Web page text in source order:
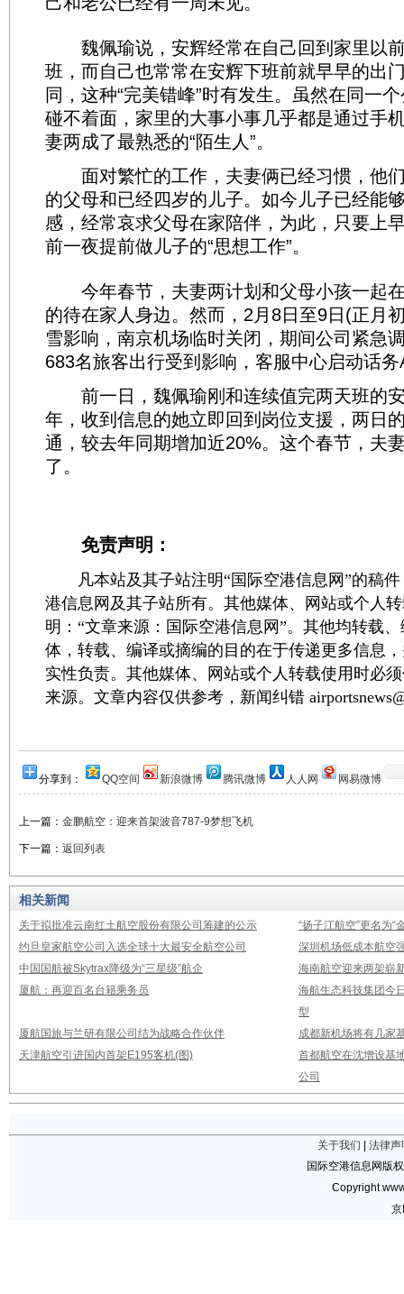
魏佩瑜说，安辉经常在自己回到家里以
班，而自己也常常在安辉下班前就早早的出
同，这种“完美错峰”时有发生。虽然在同一
碰不着面，家里的大事小事几乎都是通过手
妻两成了最熟悉的“陌生人”。
面对繁忙的工作，夫妻俩已经习惯，他
的父母和已经四岁的儿子。如今儿子已经能
感，经常哀求父母在家陪伴，为此，只要上
前一夜提前做儿子的“思想工作”。
今年春节，夫妻两计划和父母小孩一起
的待在家人身边。然而，2月8日至9日(正月
雪影响，南京机场临时关闭，期间公司紧急
683名旅客出行受到影响，客服中心启动话
前一日，魏佩瑜刚和连续值完两天班的
年，收到信息的她立即回到岗位支援，两日
通，较去年同期增加近20%。这个春节，夫
了。
免责声明：
凡本站及其子站注明“国际空港信息网”的稿件
港信息网及其子站所有。其他媒体、网站或个人
明：“文章来源：国际空港信息网”。其他均转载
体，转载、编译或摘编的目的在于传递更多信息
实性负责。其他媒体、网站或个人转载使用时必
来源。文章内容仅供参考，新闻纠错
分享到： QQ空间 新浪微博 腾讯微博 人人网 网易微博
上一篇： 金鹏航空：迎来首架波音787-9梦想飞机
下一篇： 返回列表
相关新闻
关于拟批准云南红土航空股份有限公司筹建的公示
“扬子江航空”更名为“
约旦皇家航空公司入选全球十大最安全航空公司
深圳机场低成本航空
中国国航被Skytrax降级为“三星级”航企
海南航空迎来两架崭
厦航：再迎百名台籍乘务员
海航生态科技集团今
型
厦航国旅与兰研有限公司结为战略合作伙伴
成都新机场将有几家
天津航空引进国内首架E195客机(图)
首都航空在沈增设基
公司
关于我们
法律声
国际空港信息网版
Copyright